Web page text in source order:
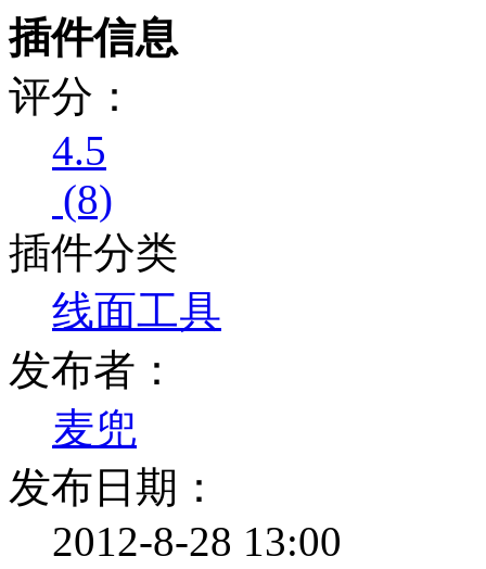
插件信息
评分：
4.5
(8)
插件分类
线面工具
发布者：
麦兜
发布日期：
2012-8-28 13:00